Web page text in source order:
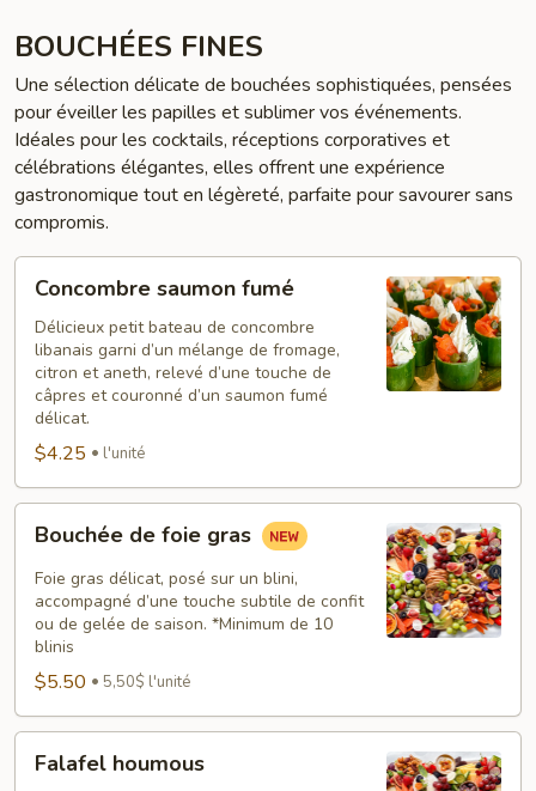
BOUCHÉES FINES
Une sélection délicate de bouchées sophistiquées, pensées
pour éveiller les papilles et sublimer vos événements.
Idéales pour les cocktails, réceptions corporatives et
célébrations élégantes, elles offrent une expérience
gastronomique tout en légèreté, parfaite pour savourer sans
compromis.
saumon
fumé
Concombre saumon fumé
Délicieux petit bateau de concombre
libanais garni d’un mélange de fromage,
citron et aneth, relevé d’une touche de
câpres et couronné d’un saumon fumé
délicat.
$4.25 l'unité
foie
gras
Bouchée de foie gras
Foie gras délicat, posé sur un blini,
accompagné d’une touche subtile de confit
ou de gelée de saison. *Minimum de 10
blinis
$5.50 5,50$ l'unité
houmous
Falafel houmous